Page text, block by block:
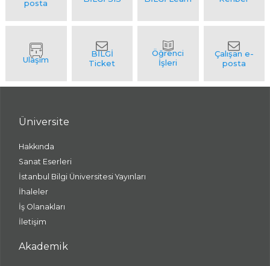
Üniversite
Hakkında
Sanat Eserleri
İstanbul Bilgi Üniversitesi Yayınları
İhaleler
İş Olanakları
İletişim
Akademik